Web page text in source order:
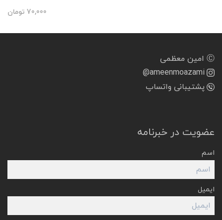
70,000 تومان
Ⓒ امین معظمی
@ameenmoazami
پشتیبانی واتساپ
عضویت در خبرنامه
اسم
ایمیل